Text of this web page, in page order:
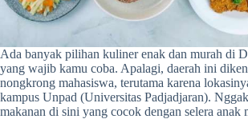
Ada banyak pilihan kuliner enak dan murah di
yang wajib kamu coba. Apalagi, daerah ini
nongkrong mahasiswa, terutama karena
kampus Unpad (Universitas Padjadjaran).
makanan di sini yang cocok dengan selera anak